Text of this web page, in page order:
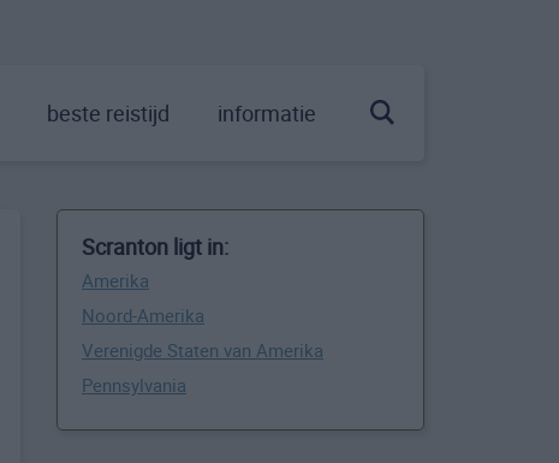
beste reistijd informatie
Scranton ligt in:
Amerika
Noord-Amerika
Verenigde Staten van Amerika
Pennsylvania